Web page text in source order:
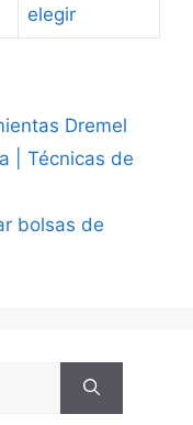
elegir
Dremel
| Técnicas de
bolsas de